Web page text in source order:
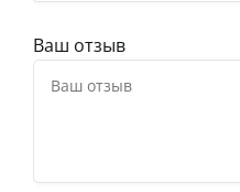
Ваш отзыв